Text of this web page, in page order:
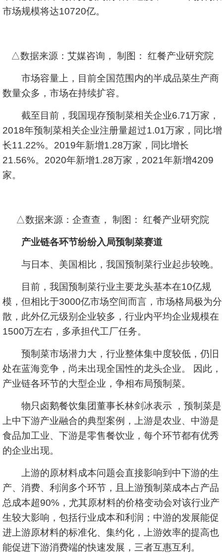
市场规模将达10720亿。
△数据来源：艾媒咨询， 制图： 红餐产业研究院
市场容量上，目前全国范围内的半成品菜生产商
数量众多，市场在持续扩容。
截至目前，我国现存预制菜相关企业6.71万家，
2018年预制菜相关企业注册量超过1.01万家，同比增
长11.22%。2019年新增1.28万家，同比增长
21.56%。2020年新增1.28万家，2021年新增4209
家。
△数据来源：企查查， 制图： 红餐产业研究院
产业链各环节纷纷入局预制菜赛道
与日本、美国相比，我国预制菜行业起步较晚。
目前，我国预制菜行业主要龙头基本在10亿规
模，但相比于3000亿市场空间而言，市场格局极为分
散，此外亿元级别企业较多，行业内平均企业规模在
1500万左右，多承担代工厂任务。
预制菜市场潜力大，行业整体集中度较低，仍旧
处在蓝海竞争，尚未出现全国性的龙头企业。 因此，
产业链各环节的大型企业，争相布局预制菜。
物只卤鹅餐饮集团董事长林剑冰表示 ，预制菜是
上中下游产业融合的典型案例，上游是农业、中游是
食品加工业、下游是零售餐饮业，每个环节都有优秀
的企业出现。
上游的原材料成本问题会直接影响到中下游的生
产、消费、利润多个环节，且上游预制菜成本占产品
总成本超90%，尤其原材料的价格变动会对该行业产
生较大影响，包括行业成本和利润；中游的发展能促
进上游原材料的标准化、集约化，上游效率的提高也
能促进下游消费端的快速发展，三者互惠互利。